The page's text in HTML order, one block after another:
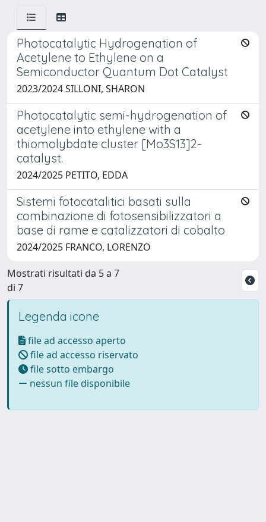
Photocatalytic Hydrogenation of
Acetylene to Ethylene on a
Semiconductor Quantum Dot Catalyst
2023/2024 SILLONI, SHARON
Photocatalytic semi-hydrogenation of
acetylene into ethylene with a
thiomolybdate cluster [Mo3S13]2-
catalyst.
2024/2025 PETITO, EDDA
Sistemi fotocatalitici basati sulla
combinazione di fotosensibilizzatori a
base di rame e catalizzatori di cobalto
2024/2025 FRANCO, LORENZO
Mostrati risultati da 5 a 7
di 7
Legenda icone
file ad accesso aperto
file ad accesso riservato
file sotto embargo
nessun file disponibile